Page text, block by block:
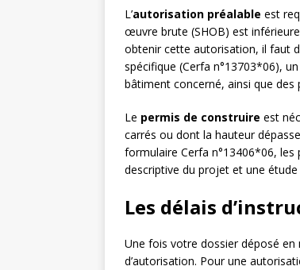
L’autorisation préalable est
œuvre brute (SHOB) est
obtenir cette autorisation, il faut
spécifique (Cerfa n°13703*06),
bâtiment concerné, ainsi que
Le permis de construire est
carrés ou dont la hauteur
formulaire Cerfa n°13406*06,
descriptive du projet et une étude
Les délais
Une fois votre dossier déposé en
d’autorisation. Pour une